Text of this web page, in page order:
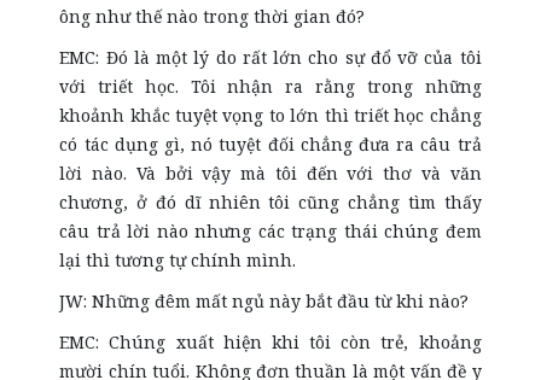
ông như thế nào trong thời gian đó?
EMC: Đó là một lý do rất lớn cho sự đổ vỡ của tôi
với triết học. Tôi nhận ra rằng trong những
khoảnh khắc tuyệt vọng to lớn thì triết học chẳng
có tác dụng gì, nó tuyệt đối chẳng đưa ra câu trả
lời nào. Và bởi vậy mà tôi đến với thơ và văn
chương, ở đó dĩ nhiên tôi cũng chẳng tìm thấy
câu trả lời nào nhưng các trạng thái chúng đem
lại thì tương tự chính mình.
JW: Những đêm mất ngủ này bắt đầu từ khi nào?
EMC: Chúng xuất hiện khi tôi còn trẻ, khoảng
mười chín tuổi. Không đơn thuần là một vấn đề y